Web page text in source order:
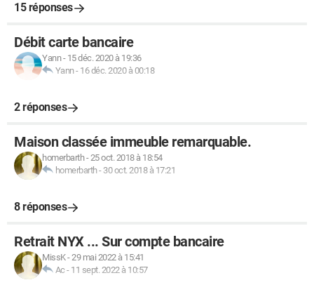
15 réponses
Débit carte bancaire
Yann- 15 déc. 2020 à 19:36
Yann- 16 déc. 2020 à 00:18
2 réponses
Maison classée immeuble remarquable.
homerbarth-25 oct. 2018 à 18:54
homerbarth- 30 oct. 2018 à 17:21
8 réponses
Retrait NYX ... Sur compte bancaire
MissK-29 mai 2022 à 15:41
Ac - 11 sept. 2022 à 10:57